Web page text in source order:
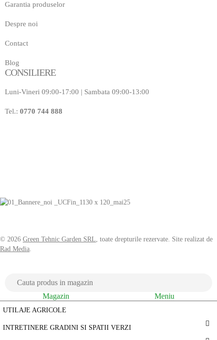
Garantia produselor
Despre noi
Contact
Blog
CONSILIERE
Luni-Vineri 09:00-17:00 | Sambata 09:00-13:00
Tel.: 0770 744 888
© 2026 Green Tehnic Garden SRL , toate drepturile rezervate. Site realizat de
Rad Media
Magazin Meniu
UTILAJE AGRICOLE
INTRETINERE GRADINI SI SPATII VERZI